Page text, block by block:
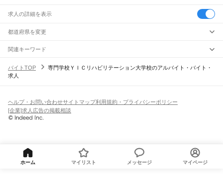
求人の詳細を表示
都道府県を変更
関連キーワード
バイトTOP
専門学校ＹＩＣリハビリテーション大学校のアルバイト・バイト・
求人
ヘルプ・お問い合わせサイトマップ利用規約・プライバシーポリシー
[企業]求人広告の掲載相談
ホーム マイリスト メッセージ マイページ